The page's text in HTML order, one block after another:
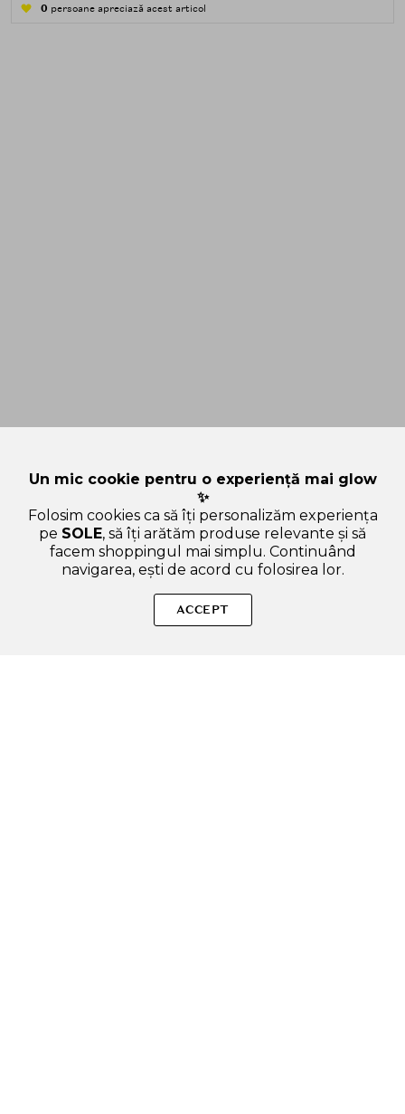
0 persoane apreciază acest articol
OF SKIN Multi Peptides & GF Advanced Lifting - ser de fata
formulat cu peptide si SH Oligopeptide-1, care contribuie la
Un mic cookie pentru o experiență mai glow
✨
Folosim cookies ca să îți personalizăm experiența
pe SOLE, să îți arătăm produse relevante și să
facem shoppingul mai simplu. Continuând
navigarea, ești de acord cu folosirea lor.
ACCEPT